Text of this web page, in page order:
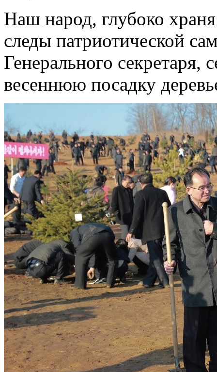
Наш народ, глубоко
следы патриотической
Генерального секретаря,
весеннюю посадку